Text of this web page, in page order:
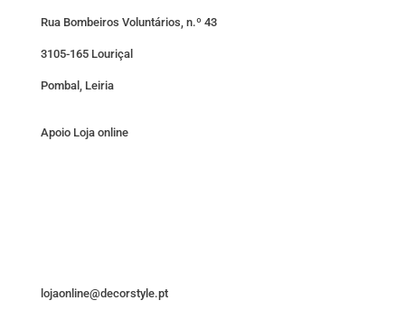
Rua Bombeiros Voluntários, n.º 43
3105-165 Louriçal
Pombal, Leiria
Apoio Loja online
lojaonline@decorstyle.pt